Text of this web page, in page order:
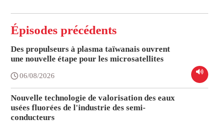
Épisodes précédents
Des propulseurs à plasma taïwanais ouvrent
une nouvelle étape pour les microsatellites
06/08/2026
Nouvelle technologie de valorisation des eaux
usées fluorées de l'industrie des semi-
conducteurs